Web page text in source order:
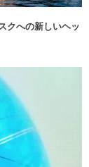
クへの新しいヘッ